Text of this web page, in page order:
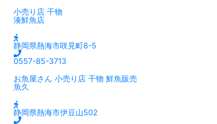
小売り店 干物
湊鮮魚店
静岡県熱海市咲見町8-5
0557-85-3713
お魚屋さん 小売り店 干物 鮮魚販売
魚久
静岡県熱海市伊豆山502